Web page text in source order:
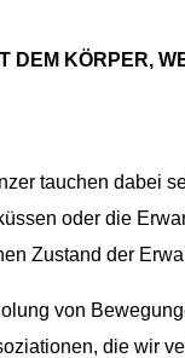
DEM KÖRPER,
tauchen dabei
oder die
Zustand der
von
die wir